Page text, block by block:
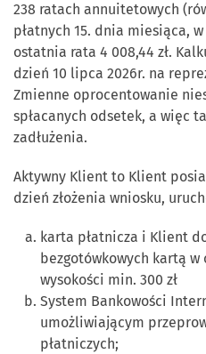
238 ratach annuitetowych
płatnych 15. dnia miesiąca,
ostatnia rata 4 008,44 zł.
dzień 10 lipca 2026r. na
Zmienne oprocentowanie
spłacanych odsetek, a więc
zadłużenia.
Aktywny Klient to Klient
dzień złożenia wniosku,
karta płatnicza i Klient
bezgotówkowych kartą
wysokości min. 300 zł
System Bankowości
umożliwiającym
płatniczych;